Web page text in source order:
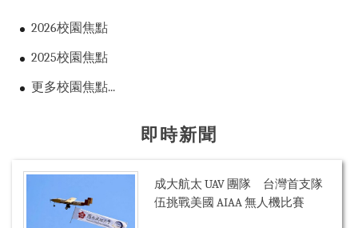
2026校園焦點
2025校園焦點
更多校園焦點...
即時新聞
成大航太 UAV 團隊 台灣首支隊
伍挑戰美國 AIAA 無人機比賽